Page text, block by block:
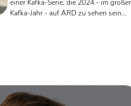
einer Kafka-Serie, die 2024 - im
Kafka-Jahr - auf ARD zu sehen sein